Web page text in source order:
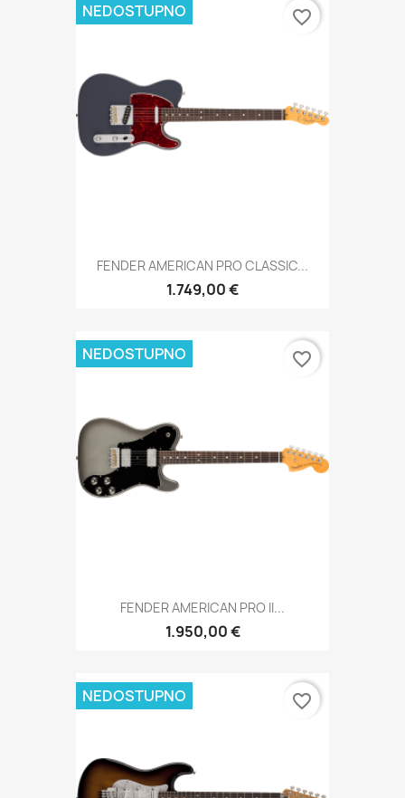
FENDER AMERICAN PRO CLASSIC...
1.749,00 €
NEDOSTUPNO favorite_border
FENDER AMERICAN PRO II...
1.950,00 €
NEDOSTUPNO favorite_border
NEDOSTUPNO favorite_border